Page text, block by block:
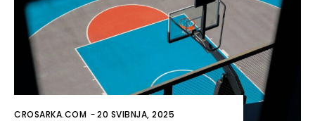
CROSARKA.COM -20 SVIBNJA, 2025